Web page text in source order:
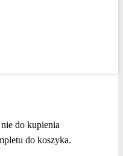
do kupienia
do koszyka.